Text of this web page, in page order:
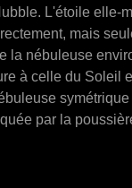
L'étoile elle-
mais
la nébuleuse
à celle du Soleil
par la